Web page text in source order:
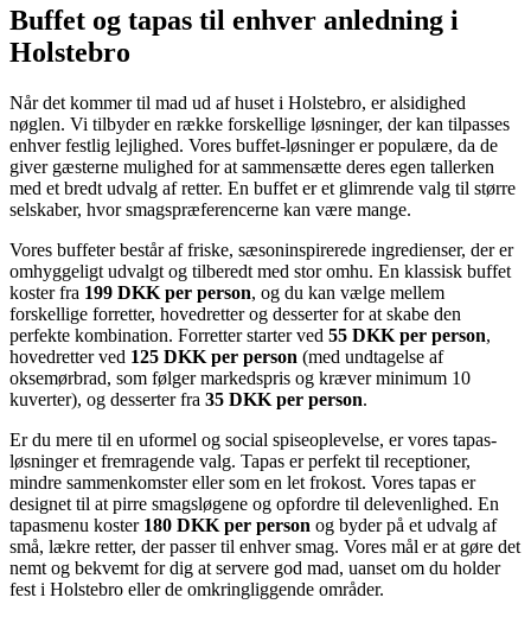
Buffet og tapas til enhver anledning i
Holstebro
Når det kommer til mad ud af huset i Holstebro, er alsidighed
nøglen. Vi tilbyder en række forskellige løsninger, der kan tilpasses
enhver festlig lejlighed. Vores buffet-løsninger er populære, da de
giver gæsterne mulighed for at sammensætte deres egen tallerken
med et bredt udvalg af retter. En buffet er et glimrende valg til større
selskaber, hvor smagspræferencerne kan være mange.
Vores buffeter består af friske, sæsoninspirerede ingredienser, der er
omhyggeligt udvalgt og tilberedt med stor omhu. En klassisk buffet
koster fra 199 DKK per person, og du kan vælge mellem
forskellige forretter, hovedretter og desserter for at skabe den
perfekte kombination. Forretter starter ved 55 DKK per person,
hovedretter ved 125 DKK per person (med undtagelse af
oksemørbrad, som følger markedspris og kræver minimum 10
kuverter), og desserter fra 35 DKK per person.
Er du mere til en uformel og social spiseoplevelse, er vores tapas-
løsninger et fremragende valg. Tapas er perfekt til receptioner,
mindre sammenkomster eller som en let frokost. Vores tapas er
designet til at pirre smagsløgene og opfordre til delevenlighed. En
tapasmenu koster 180 DKK per person og byder på et udvalg af
små, lækre retter, der passer til enhver smag. Vores mål er at gøre det
nemt og bekvemt for dig at servere god mad, uanset om du holder
fest i Holstebro eller de omkringliggende områder.